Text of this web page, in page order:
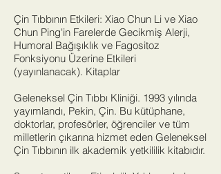
Çin Tıbbının Etkileri: Xiao Chun Li ve Xiao
Chun Ping'in Farelerde Gecikmiş Alerji,
Humoral Bağışıklık ve Fagositoz
Fonksiyonu Üzerine Etkileri
(yayınlanacak). Kitaplar
Geleneksel Çin Tıbbı Kliniği. 1993 yılında
yayımlandı, Pekin, Çin. Bu kütüphane,
doktorlar, profesörler, öğrenciler ve tüm
milletlerin çıkarına hizmet eden Geleneksel
Çin Tıbbının ilk akademik yetkililik kitabıdır.